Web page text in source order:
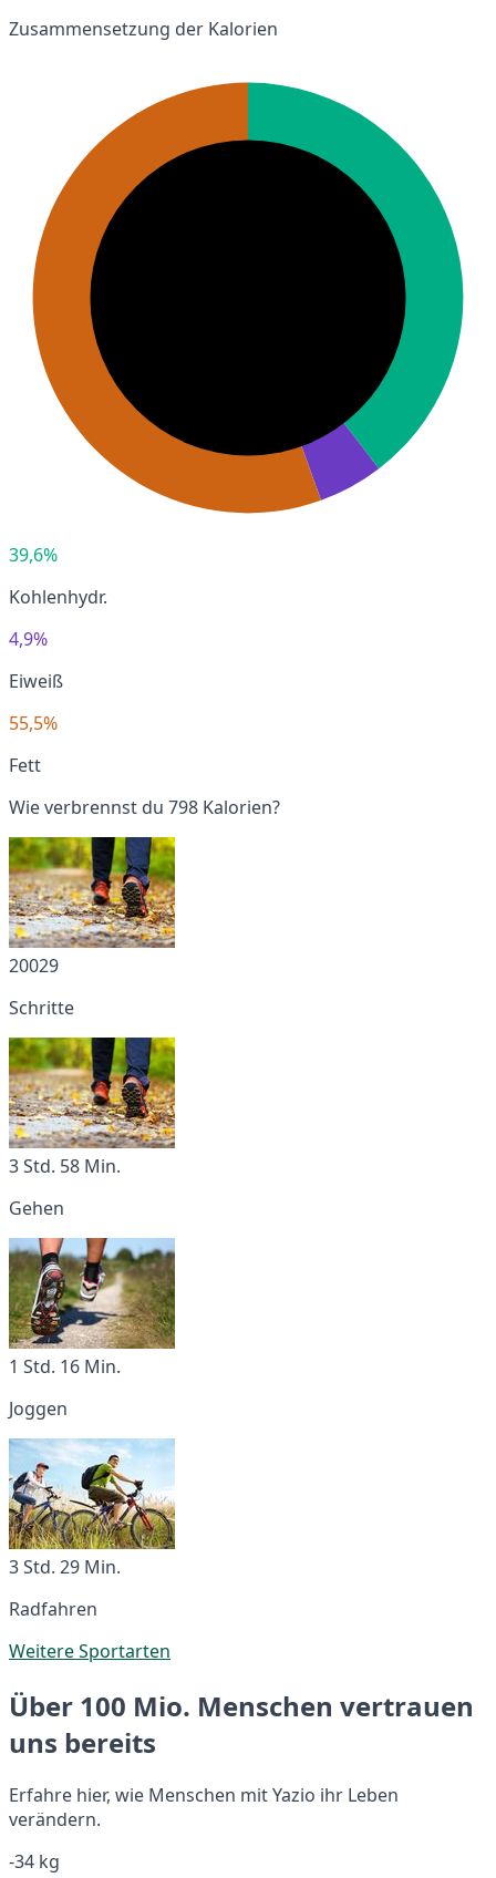
Zusammensetzung der Kalorien
39,6%
Kohlenhydr.
4,9%
Eiweiß
55,5%
Fett
Wie verbrennst du 798 Kalorien?
20029
Schritte
3 Std. 58 Min.
Gehen
1 Std. 16 Min.
Joggen
3 Std. 29 Min.
Radfahren
Weitere Sportarten
Über 100 Mio. Menschen vertrauen
uns bereits
Erfahre hier, wie Menschen mit Yazio ihr Leben
verändern.
-34 kg